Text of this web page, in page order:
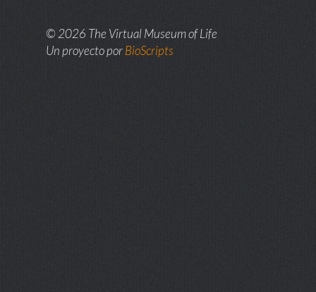
© 2026 The Virtual Museum of Life
Un proyecto porBioScripts